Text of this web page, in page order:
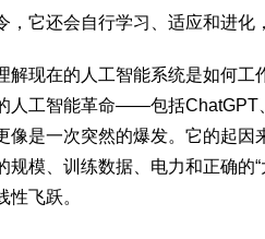
，它还会自行学习、适应和进化
解现在的人工智能系统是如何
人工智能革命——包括
像是一次突然的爆发。它的起因
规模、训练数据、电力和正确的
性飞跃。